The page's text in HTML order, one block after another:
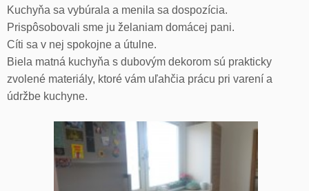
Kuchyňa sa vybúrala a menila sa dospozícia.
Prispôsobovali sme ju želaniam domácej pani.
Cíti sa v nej spokojne a útulne.
Biela matná kuchyňa s dubovým dekorom sú prakticky
zvolené materiály, ktoré vám uľahčia prácu pri varení a
údržbe kuchyne.